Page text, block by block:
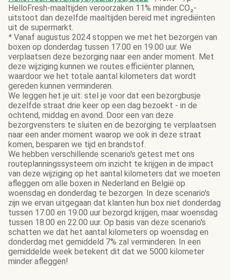
HelloFresh-maaltijden veroorzaken 11% minder CO₂-
uitstoot dan dezelfde maaltijden bereid met ingrediënten
uit de supermarkt.
* Vanaf augustus 2024 stoppen we met het bezorgen van
boxen op donderdag tussen 17.00 en 19.00 uur. We
verplaatsen deze bezorging naar een ander moment. Met
deze wijziging kunnen we routes efficiënter plannen,
waardoor we het totale aantal kilometers dat wordt
gereden kunnen verminderen.
We leggen het je uit: stel je voor dat een bezorgbusje
dezelfde straat drie keer op een dag bezoekt - in de
ochtend, middag en avond. Door een van deze
bezorgvensters te sluiten en de bezorging te verplaatsen
naar een ander moment waarop we ook in deze straat
komen, besparen we tijd en brandstof.
We hebben verschillende scenario's getest met ons
routeplanningssysteem om inzicht te krijgen in de impact
van deze wijziging op het aantal kilometers dat we moeten
afleggen om alle boxen in Nederland en België op
woensdag en donderdag te bezorgen. In deze scenario's
zijn we ervan uitgegaan dat klanten hun box niet donderdag
tussen 17.00 en 19.00 uur bezorgd krijgen, maar woensdag
tussen 18.00 en 22.00 uur. Op basis van deze scenario's
schatten we dat het aantal kilometers op woensdag en
donderdag met gemiddeld 7% zal verminderen. In een
gemiddelde week betekent dit dat we 5000 kilometer
minder afleggen!